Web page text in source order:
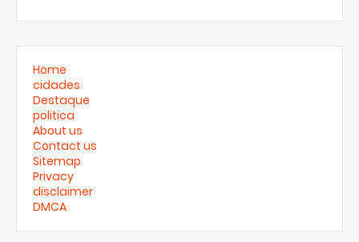
Home
cidades
Destaque
politica
About us
Contact us
Sitemap
Privacy
disclaimer
DMCA